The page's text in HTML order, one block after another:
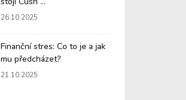
26.10.2025
Finanční stres: Co to je a jak
mu předcházet?
21.10.2025